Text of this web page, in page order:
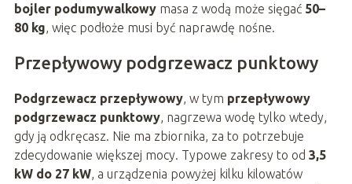
bojler podumywalkowymasa z wodą może sięgać 50–
80 kg , więc podłoże musi być naprawdę nośne.
Przepływowy podgrzewacz punktowy
Podgrzewacz przepływowy, w tym przepływowy
podgrzewacz punktowy, nagrzewa wodę tylko wtedy,
gdy ją odkręcasz. Nie ma zbiornika, za to potrzebuje
zdecydowanie większej mocy. Typowe zakresy to od 3,5
kW do 27 kW, a urządzenia powyżej kilku kilowatów